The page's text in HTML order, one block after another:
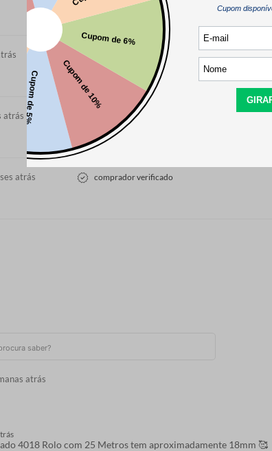
comprador verificado
atrás comprador verificado
atrás comprador verificado
atrás
4018 Rolo com 25 Metros tem aproximadamente 18mm 🥰